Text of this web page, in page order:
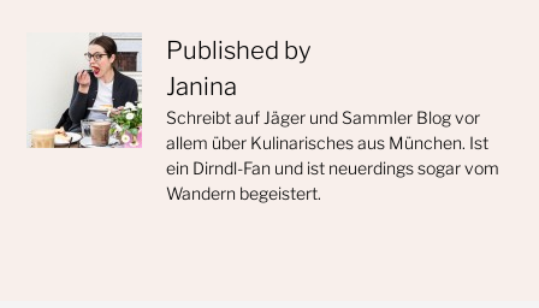
Published by
Janina
Schreibt auf Jäger und Sammler Blog vor
allem über Kulinarisches aus München. Ist
ein Dirndl-Fan und ist neuerdings sogar vom
Wandern begeistert.